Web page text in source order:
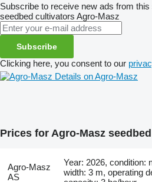
Subscribe to receive new ads from this
seedbed cultivators Agro-Masz
Subscribe
Clicking here, you consent to our
Details on Agro-Masz
Prices for Agro-Masz
Agro-Masz
AS
Year: 2026, condition:
width: 3 m, operating